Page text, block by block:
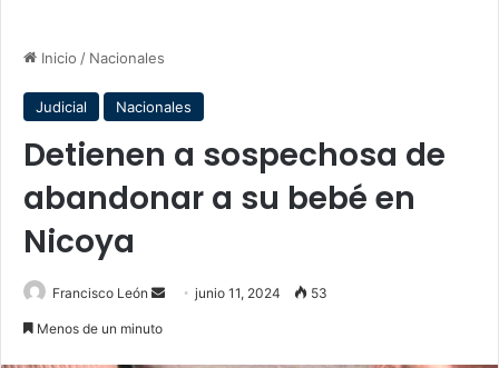
Inicio / Nacionales
Judicial Nacionales
Detienen a sospechosa de
abandonar a su bebé en
Nicoya
Francisco León
Sendjunio 11, 2024 53
Menos de un minuto